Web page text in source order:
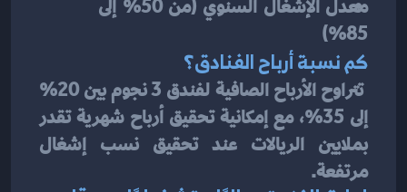
85%)
كم نسبة أرباح الفنادق؟
إلى 35%، مع إمكانية تحقيق أرباح شهرية تقدر
مرتفعة.